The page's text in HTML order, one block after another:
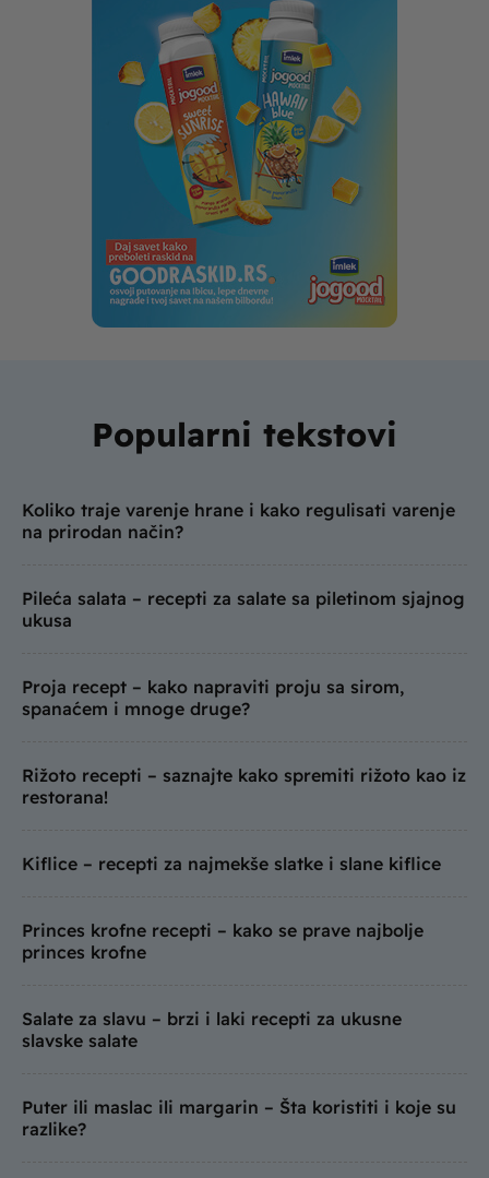
Popularni tekstovi
Koliko traje varenje hrane i kako regulisati varenje
na prirodan način?
Pileća salata – recepti za salate sa piletinom sjajnog
ukusa
Proja recept – kako napraviti proju sa sirom,
spanaćem i mnoge druge?
Rižoto recepti – saznajte kako spremiti rižoto kao iz
restorana!
Kiflice – recepti za najmekše slatke i slane kiflice
Princes krofne recepti – kako se prave najbolje
princes krofne
Salate za slavu – brzi i laki recepti za ukusne
slavske salate
Puter ili maslac ili margarin – Šta koristiti i koje su
razlike?